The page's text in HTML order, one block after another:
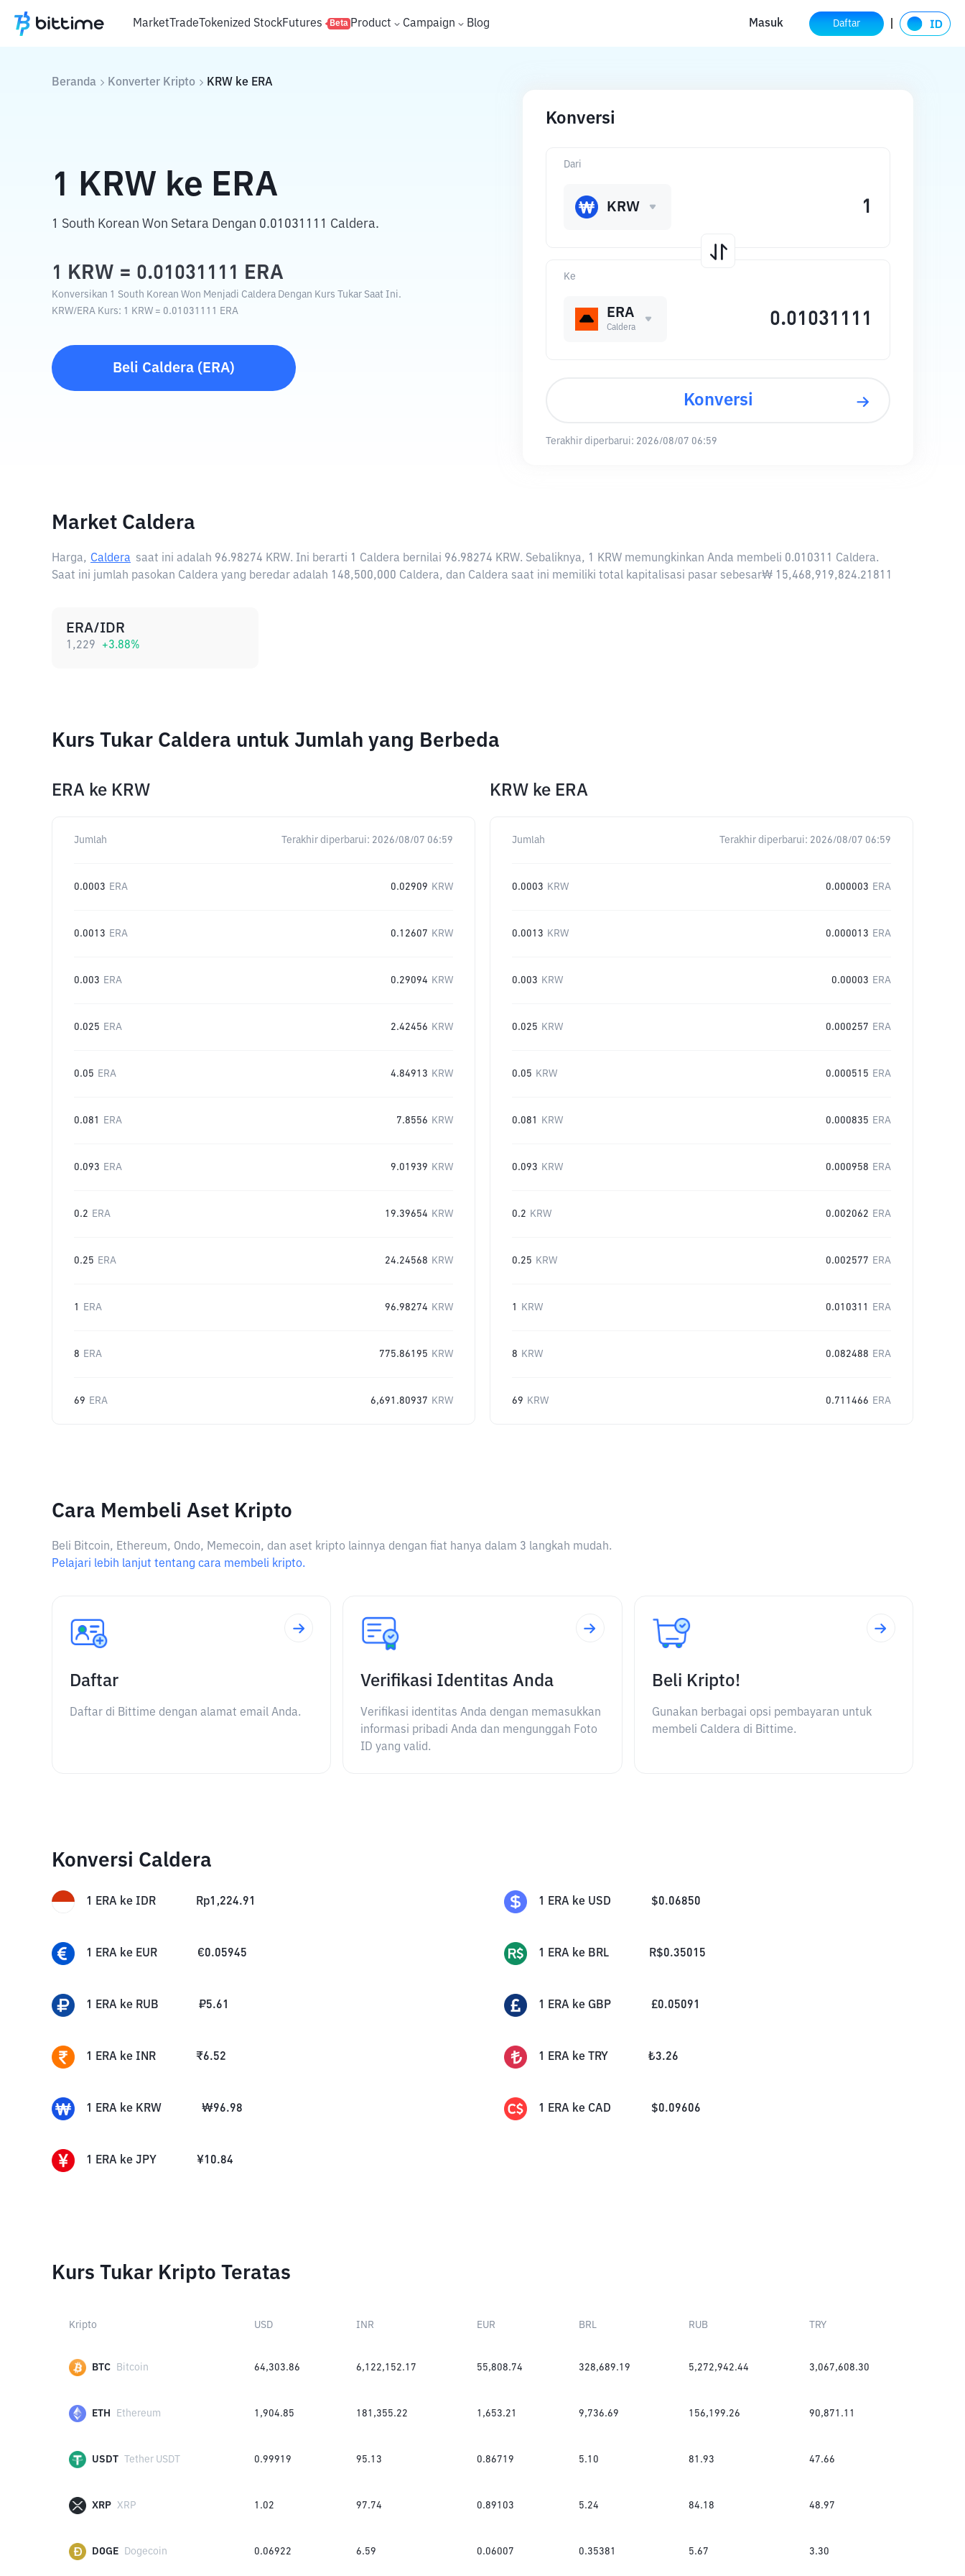
MarketTradeTokenized StockFutures Beta Product Campaign Blog Masuk Daftar
Beranda Konverter Kripto KRW ke ERA
1 KRW ke ERA
1 South Korean Won Setara Dengan 0.01031111 Caldera.
1 KRW = 0.01031111 ERA
Konversikan 1 South Korean Won Menjadi Caldera Dengan Kurs Tukar Saat Ini.
KRW/ERA Kurs: 1 KRW = 0.01031111 ERA
Beli Caldera ( ERA)
Konversi
Ke
ERA
Caldera
Dari
KRW
Konversi
Terakhir diperbarui: 2026/08/07 06:59
Market Caldera
Harga, Caldera saat ini adalah 96.98274 KRW. Ini berarti 1 Caldera bernilai 96.98274 KRW. Sebaliknya, 1 KRW memungkinkan Anda membeli 0.010311 Caldera.
Saat ini jumlah pasokan Caldera yang beredar adalah 148,500,000 Caldera, dan Caldera saat ini memiliki total kapitalisasi pasar sebesar₩ 15,468,919,824.21811
ERA/IDR
1,229 +3.88%
Kurs Tukar Caldera untuk Jumlah yang Berbeda
ERA ke KRW
Jumlah Terakhir diperbarui: 2026/08/07 06:59
0.0003 ERA 0.02909 KRW
0.0013 ERA 0.12607 KRW
0.003 ERA 0.29094 KRW
0.025 ERA 2.42456 KRW
0.05 ERA 4.84913 KRW
0.081 ERA 7.8556 KRW
0.093 ERA 9.01939 KRW
0.2 ERA 19.39654 KRW
0.25 ERA 24.24568 KRW
1 ERA 96.98274 KRW
8 ERA 775.86195 KRW
69 ERA 6,691.80937 KRW
KRW ke ERA
Jumlah Terakhir diperbarui: 2026/08/07 06:59
0.0003 KRW 0.000003 ERA
0.0013 KRW 0.000013 ERA
0.003 KRW 0.00003 ERA
0.025 KRW 0.000257 ERA
0.05 KRW 0.000515 ERA
0.081 KRW 0.000835 ERA
0.093 KRW 0.000958 ERA
0.2 KRW 0.002062 ERA
0.25 KRW 0.002577 ERA
1 KRW 0.010311 ERA
8 KRW 0.082488 ERA
69 KRW 0.711466 ERA
Cara Membeli Aset Kripto
Beli Bitcoin, Ethereum, Ondo, Memecoin, dan aset kripto lainnya dengan fiat hanya dalam 3 langkah mudah.
Pelajari lebih lanjut tentang cara membeli kripto.
Daftar
Daftar di Bittime dengan alamat email Anda.
Verifikasi Identitas Anda
Verifikasi identitas Anda dengan memasukkan
informasi pribadi Anda dan mengunggah Foto
ID yang valid.
Beli Kripto!
Gunakan berbagai opsi pembayaran untuk
membeli Caldera di Bittime.
Konversi Caldera
1 ERA ke IDR Rp1,224.91 1 ERA ke USD $0.06850
1 ERA ke EUR €0.05945 1 ERA ke BRL R$0.35015
1 ERA ke RUB ₽5.61 1 ERA ke GBP £0.05091
1 ERA ke INR ₹6.52 1 ERA ke TRY ₺3.26
1 ERA ke KRW ₩96.98 1 ERA ke CAD $0.09606
1 ERA ke JPY ¥10.84
Kurs Tukar Kripto Teratas
Kripto USD INR EUR BRL RUB TRY
BTC Bitcoin 64,303.86 6,122,152.17 55,808.74 328,689.19 5,272,942.44 3,067,608.30
ETH Ethereum 1,904.85 181,355.22 1,653.21 9,736.69 156,199.26 90,871.11
USDT Tether USDT 0.99919 95.13 0.86719 5.10 81.93 47.66
XRP XRP 1.02 97.74 0.89103 5.24 84.18 48.97
DOGE Dogecoin 0.06922 6.59 0.06007 0.35381 5.67 3.30